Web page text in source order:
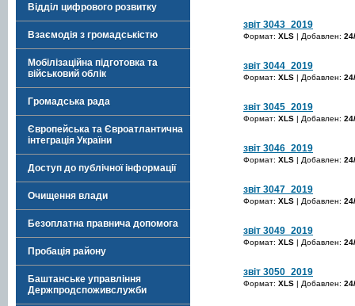
Відділ цифрового розвитку
Взаємодія з громадськістю
Мобілізаційна підготовка та
військовий облік
Громадська рада
Європейська та Євроатлантична
інтеграція України
Доступ до публічної інформації
Очищення влади
Безоплатна правнича допомога
Пробація району
Баштанське управління
Держпродспоживслужби
звіт 3043_2019
Формат: XLS | Добавлен:
звіт 3044_2019
Формат: XLS | Добавлен:
звіт 3045_2019
Формат: XLS | Добавлен:
звіт 3046_2019
Формат: XLS | Добавлен:
звіт 3047_2019
Формат: XLS | Добавлен:
звіт 3049_2019
Формат: XLS | Добавлен:
звіт 3050_2019
Формат: XLS | Добавлен: